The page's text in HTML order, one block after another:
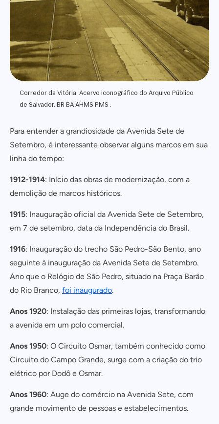
Corredor da Vitória. Acervo iconográfico do Arquivo Público
de Salvador. BR BA AHMS PMS .
Para entender a grandiosidade da Avenida Sete de
Setembro, é interessante observar alguns marcos em sua
linha do tempo:
1912-1914: Início das obras de modernização, com a
demolição de marcos históricos.
1915: Inauguração oficial da Avenida Sete de Setembro,
em 7 de setembro, data da Independência do Brasil.
1916: Inauguração do trecho São Pedro-São Bento, ano
seguinte à inauguração da Avenida Sete de Setembro.
Ano que o Relógio de São Pedro, situado na Praça Barão
do Rio Branco, foi inaugurado.
Anos 1920: Instalação das primeiras lojas, transformando
a avenida em um polo comercial.
Anos 1950: O Circuito Osmar, também conhecido como
Circuito do Campo Grande, surge com a criação do trio
elétrico por Dodô e Osmar.
Anos 1960: Auge do comércio na Avenida Sete, com
grande movimento de pessoas e estabelecimentos.